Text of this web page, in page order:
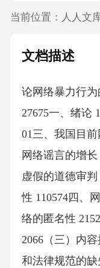
当前位置： 人人文
文档描述
论网络暴力行
27675一、绪论
01三、我国目前
网络谣言的增
虚假的道德审
性 110574四、
络的匿名性
2066（三）内
和法律规范的缺